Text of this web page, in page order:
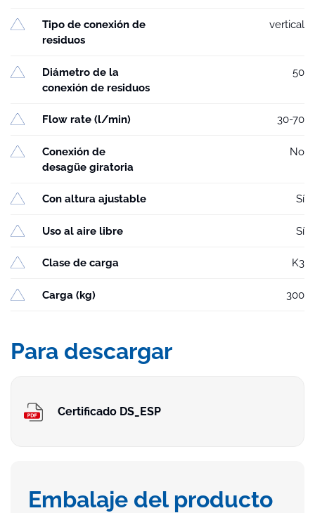
Tipo de conexión de
residuos
vertical
Diámetro de la
conexión de residuos
50
Flow rate (l/min) 30-70
Conexión de
desagüe giratoria
No
Con altura ajustable Sí
Uso al aire libre Sí
Clase de carga K3
Carga (kg) 300
Para descargar
Certificado DS_ESP
Embalaje del producto